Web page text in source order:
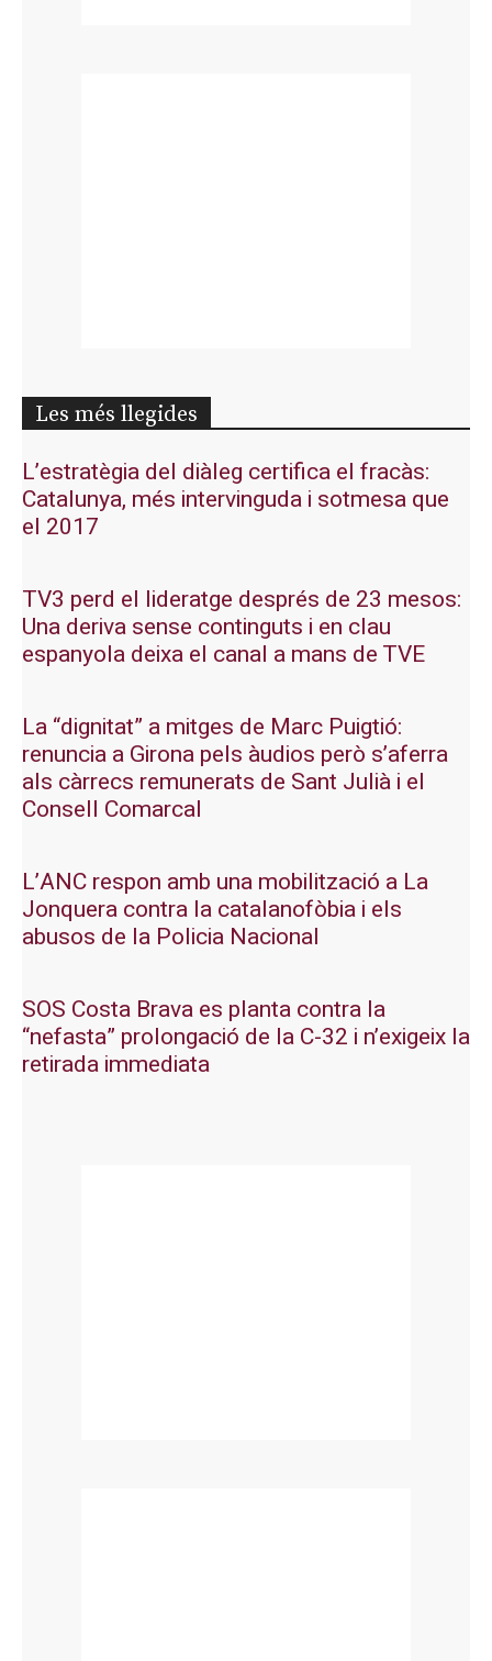
Les més llegides
L’estratègia del diàleg certifica el fracàs:
Catalunya, més intervinguda i sotmesa que
el 2017
TV3 perd el lideratge després de 23 mesos:
Una deriva sense continguts i en clau
espanyola deixa el canal a mans de TVE
La “dignitat” a mitges de Marc Puigtió:
renuncia a Girona pels àudios però s’aferra
als càrrecs remunerats de Sant Julià i el
Consell Comarcal
L’ANC respon amb una mobilització a La
Jonquera contra la catalanofòbia i els
abusos de la Policia Nacional
SOS Costa Brava es planta contra la
“nefasta” prolongació de la C-32 i n’exigeix la
retirada immediata